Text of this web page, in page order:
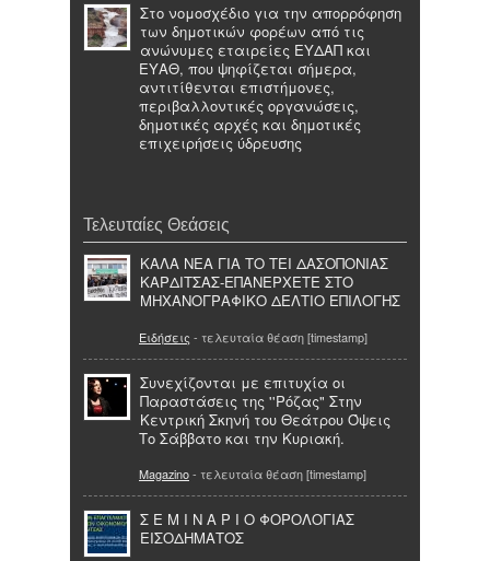
Στο νομοσχέδιο για την απορρόφηση
των δημοτικών φορέων από τις
ανώνυμες εταιρείες ΕΥΔΑΠ και
ΕΥΑΘ, που ψηφίζεται σήμερα,
αντιτίθενται επιστήμονες,
περιβαλλοντικές οργανώσεις,
δημοτικές αρχές και δημοτικές
επιχειρήσεις ύδρευσης
Τελευταίες Θεάσεις
ΚΑΛΑ ΝΕΑ ΓΙΑ ΤΟ ΤΕΙ ΔΑΣΟΠΟΝΙΑΣ
ΚΑΡΔΙΤΣΑΣ-ΕΠΑΝΕΡΧΕΤΕ ΣΤΟ
ΜΗΧΑΝΟΓΡΑΦΙΚΟ ΔΕΛΤΙΟ ΕΠΙΛΟΓΗΣ
Ειδήσεις - τελευταία θέαση [timestamp]
Συνεχίζονται με επιτυχία οι
Παραστάσεις της ''Ρόζας" Στην
Κεντρική Σκηνή του Θεάτρου Όψεις
Το Σάββατο και την Κυριακή.
Magazino- τελευταία θέαση [timestamp]
Σ Ε Μ Ι Ν Α Ρ Ι Ο ΦΟΡΟΛΟΓΙΑΣ
ΕΙΣΟΔΗΜΑΤΟΣ